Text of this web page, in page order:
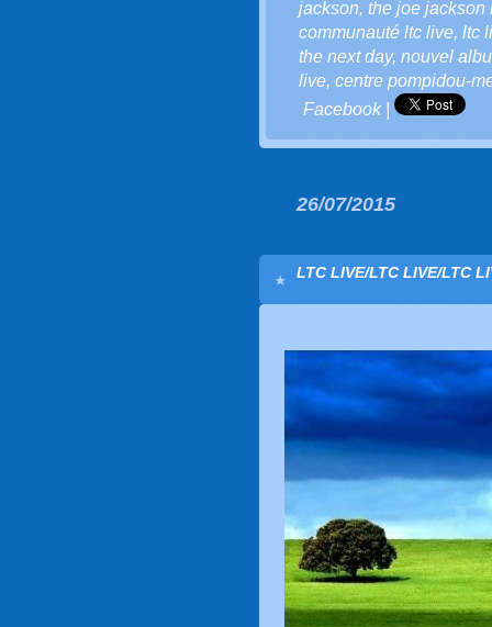
jackson, the joe jackson
communauté ltc live, ltc
the next day, nouvel
live, centre pompidou-
Facebook|
26/07/2015
LTC LIVE/LTC LIVE/LTC